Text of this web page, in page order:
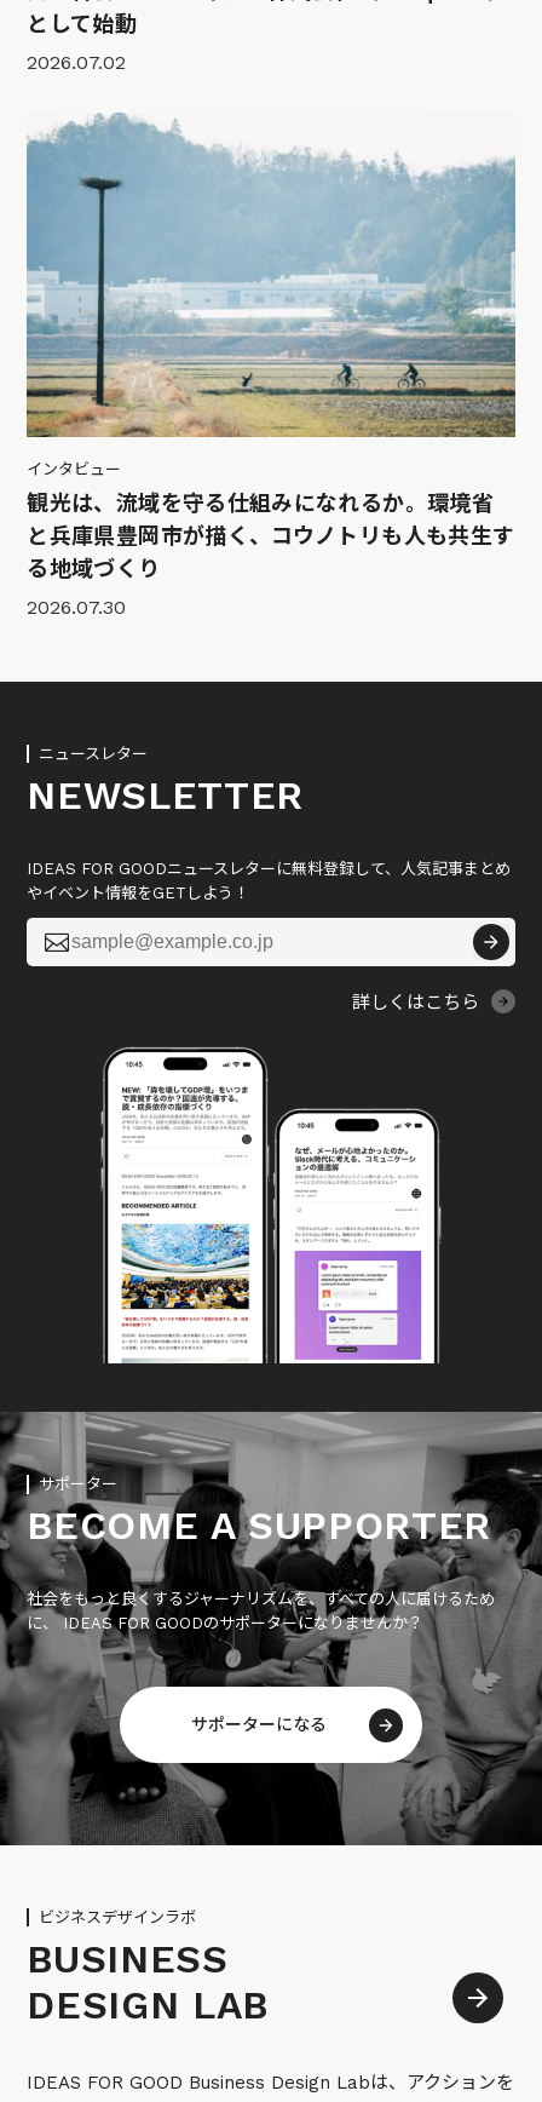
として始動
2026.07.02
インタビュー
観光は、流域を守る仕組みになれるか。環境省
と兵庫県豊岡市が描く、コウノトリも人も共生す
る地域づくり
2026.07.30
ニュースレター
NEWSLETTER
IDEAS FOR GOODニュースレターに無料登録して、人気記事まとめ
やイベント情報をGETしよう！

詳しくはこちら
サポーター
BECOME A SUPPORTER
社会をもっと良くするジャーナリズムを、すべての人に届けるため
に、 IDEAS FOR GOODのサポーターになりませんか？
サポーターになる
ビジネスデザインラボ
BUSINESS
DESIGN LAB
IDEAS FOR GOOD Business Design Labは、アクションを